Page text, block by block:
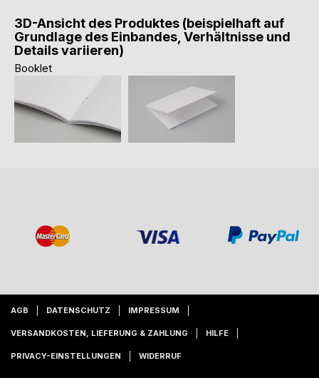
3D-Ansicht des Produktes (beispielhaft auf
Grundlage des Einbandes, Verhältnisse und
Details variieren)
Booklet
AGB DATENSCHUTZ IMPRESSUM
VERSANDKOSTEN, LIEFERUNG & ZAHLUNG HILFE
PRIVACY-EINSTELLUNGEN WIDERRUF